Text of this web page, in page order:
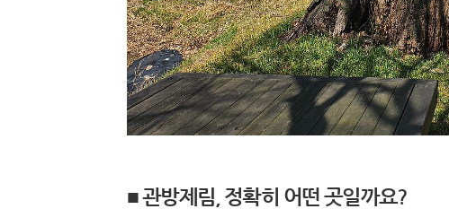
■ 관방제림, 정확히 어떤 곳일까요?